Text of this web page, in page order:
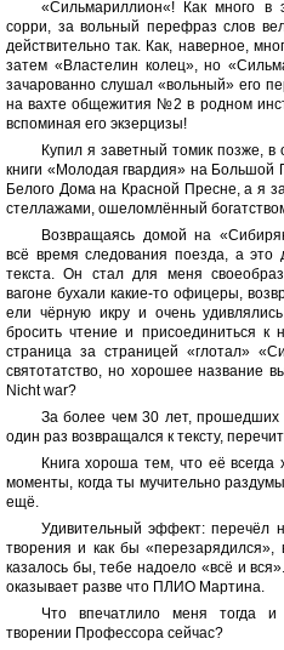
«Сильмариллион«! Как много
сорри, за вольный перефраз слов
действительно так. Как, наверное,
затем «Властелин колец», но
зачарованно слушал «вольный» его
на вахте общежития №2 в родном
вспоминая его экзерцизы!
Купил я заветный томик позже, в
книги «Молодая гвардия» на Большой
Белого Дома на Красной Пресне, а я
стеллажами, ошеломлённый
Возвращаясь домой на
всё время следования поезда, а это
текста. Он стал для меня
вагоне бухали какие-то офицеры,
ели чёрную икру и очень
бросить чтение и присоединиться
страница за страницей «глотал»
святотатство, но хорошее название
Nicht war?
За более чем 30 лет, прошедших
один раз возвращался к тексту,
Книга хороша тем, что её всегда
моменты, когда ты мучительно
ещё.
Удивительный эффект: перечёл
творения и как бы «перезарядился»,
казалось бы, тебе надоело «всё и
оказывает разве что ПЛИО Мартина.
Что впечатлило меня тогда
творении Профессора сейчас?